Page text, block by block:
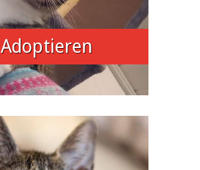
Adoptieren